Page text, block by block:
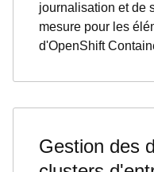
journalisation et de
mesure pour les
d'OpenShift
Gestion des